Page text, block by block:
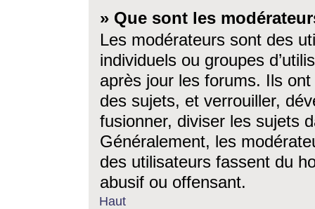
» Que sont les
Les modérateurs sont des
individuels ou groupes
après jour les forums. Ils ont
des sujets, et verrouiller,
fusionner, diviser les sujets
Généralement, les
des utilisateurs fassent du
abusif ou offensant.
Haut